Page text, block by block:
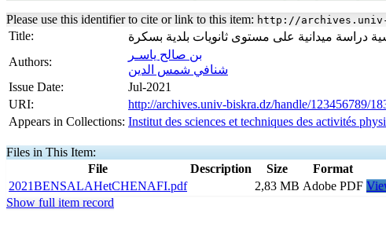
Please use this identifier to cite or link to this item: http://archives.univ-
Title:
دراسة ميدانية على مستوى ثانويات بلدية بسكرة
Authors:
بن صالح ياسـر
شنافي شمس الدين
Issue Date:
Jul-2021
URI:
http://archives.univ-biskra.dz/handle/123456789/
Appears in Collections: Institut des sciences et techniques des activités
Files in This Item:
File
Description Size
Format
2021BENSALAHetCHENAFI.pdf
2,83 MB Adobe PDF
Show full item record